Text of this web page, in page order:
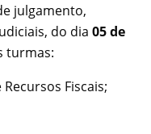
julgamento,
do dia 05 de
turmas:
Fiscais;